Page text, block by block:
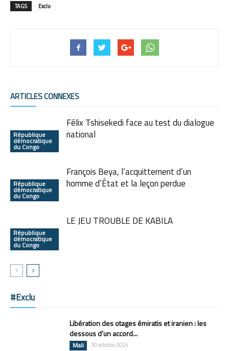
TAGS Exclu
ARTICLES CONNEXES
République
démocratique
du Congo
Félix Tshisekedi face au test du dialogue
national
République
démocratique
du Congo
François Beya, l’acquittement d’un
homme d’État et la leçon perdue
République
démocratique
du Congo
LE JEU TROUBLE DE KABILA
#Exclu
Libération des otages émiratis et iranien : les
dessous d’un accord...
Mali 30 octobre 2025